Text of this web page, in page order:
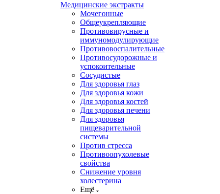
Медицинские экстракты
Мочегонные
Общеукрепляющие
Противовирусные и
иммуномодулирующие
Противовоспалительные
Противосудорожные и
успокоительные
Сосудистые
Для здоровья глаз
Для здоровья кожи
Для здоровья костей
Для здоровья печени
Для здоровья
пищеварительной
системы
Против стресса
Противоопухолевые
свойства
Снижение уровня
холестерина
Ещё